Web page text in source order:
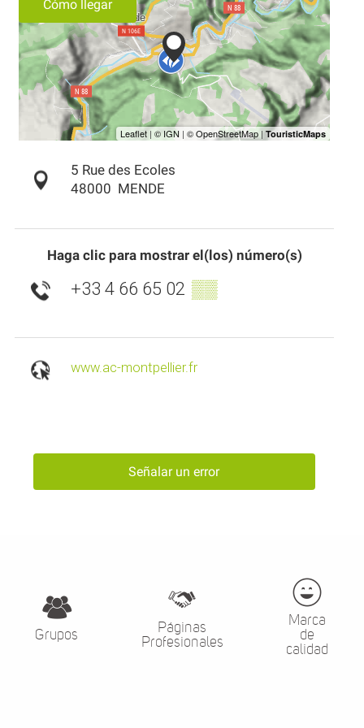
Cómo llegar
5 Rue des Ecoles
48000 MENDE
Haga clic para mostrar el(los) número(s)
+33 4 66 65 02 ▒▒
www.ac-montpellier.fr
Señalar un error
Grupos
Páginas
Profesionales
Marca
de
calidad